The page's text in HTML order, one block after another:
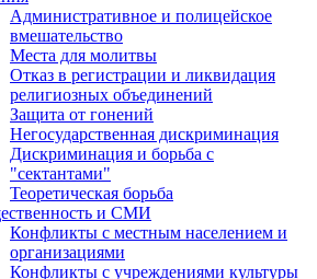
Административное и полицейское
вмешательство
Места для молитвы
Отказ в регистрации и ликвидация
религиозных объединений
Защита от гонений
Негосударственная дискриминация
Дискриминация и борьба с
"сектантами"
Теоретическая борьба
и СМИ
Конфликты с местным населением и
организациями
Конфликты с учреждениями культуры